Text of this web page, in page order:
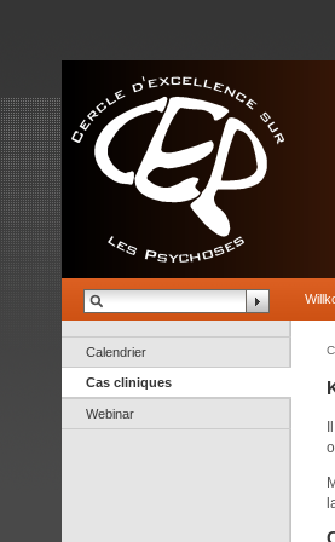
Calendrier
Cas cliniques
Webinar